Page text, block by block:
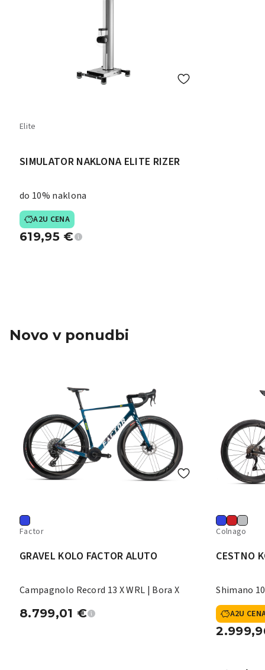
Elite
SIMULATOR NAKLONA ELITE RIZER
do 10% naklona
A2U CENA
619,95 €
Novo v ponudbi
Factor
GRAVEL KOLO FACTOR ALUTO
Campagnolo Record 13 X WRL | Bora X
8.799,01 €
Colnago
CESTNO
Shimano
A2U